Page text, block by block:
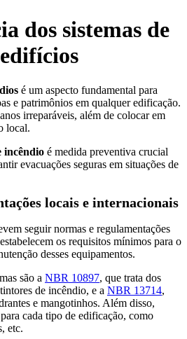
dos sistemas de
é um aspecto fundamental para
e patrimônios em qualquer edificação.
irreparáveis, além de colocar em
local.
incêndio é medida preventiva crucial
evacuações seguras em situações de
locais e internacionais
seguir normas e regulamentações
os requisitos mínimos para o
desses equipamentos.
são a NBR 10897, que trata dos
de incêndio, e a NBR 13714,
e mangotinhos. Além disso,
cada tipo de edificação, como
etc.